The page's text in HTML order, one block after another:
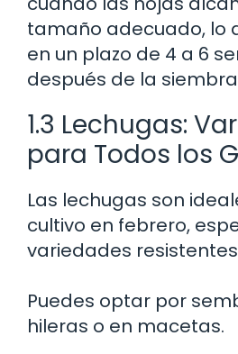
tamaño adecuado, lo
en un plazo de 4 a 6
después de la
1.3 Lechugas:
para Todos los
Las lechugas son
cultivo en febrero,
variedades
Puedes optar por
hileras o en macetas.